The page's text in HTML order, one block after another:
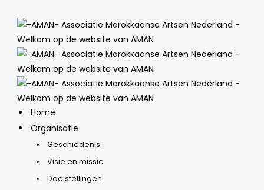
Home
Organisatie
Geschiedenis
Visie en missie
Doelstellingen